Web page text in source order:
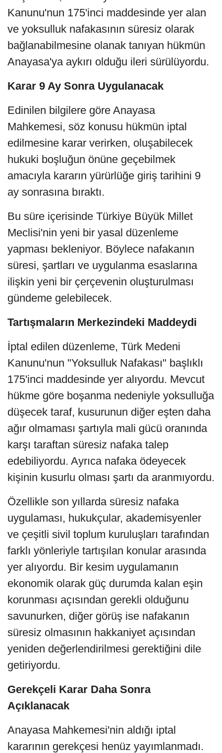
Kanunu'nun 175'inci maddesinde yer alan
ve yoksulluk nafakasının süresiz olarak
bağlanabilmesine olanak tanıyan hükmün
Anayasa'ya aykırı olduğu ileri sürülüyordu.
Karar 9 Ay Sonra Uygulanacak
Edinilen bilgilere göre Anayasa
Mahkemesi, söz konusu hükmün iptal
edilmesine karar verirken, oluşabilecek
hukuki boşluğun önüne geçebilmek
amacıyla kararın yürürlüğe giriş tarihini 9
ay sonrasına bıraktı.
Bu süre içerisinde Türkiye Büyük Millet
Meclisi'nin yeni bir yasal düzenleme
yapması bekleniyor. Böylece nafakanın
süresi, şartları ve uygulanma esaslarına
ilişkin yeni bir çerçevenin oluşturulması
gündeme gelebilecek.
Tartışmaların Merkezindeki Maddeydi
İptal edilen düzenleme, Türk Medeni
Kanunu'nun "Yoksulluk Nafakası" başlıklı
175'inci maddesinde yer alıyordu. Mevcut
hükme göre boşanma nedeniyle yoksulluğa
düşecek taraf, kusurunun diğer eşten daha
ağır olmaması şartıyla mali gücü oranında
karşı taraftan süresiz nafaka talep
edebiliyordu. Ayrıca nafaka ödeyecek
kişinin kusurlu olması şartı da aranmıyordu.
Özellikle son yıllarda süresiz nafaka
uygulaması, hukukçular, akademisyenler
ve çeşitli sivil toplum kuruluşları tarafından
farklı yönleriyle tartışılan konular arasında
yer alıyordu. Bir kesim uygulamanın
ekonomik olarak güç durumda kalan eşin
korunması açısından gerekli olduğunu
savunurken, diğer görüş ise nafakanın
süresiz olmasının hakkaniyet açısından
yeniden değerlendirilmesi gerektiğini dile
getiriyordu.
Gerekçeli Karar Daha Sonra
Açıklanacak
Anayasa Mahkemesi'nin aldığı iptal
kararının gerekçesi henüz yayımlanmadı.